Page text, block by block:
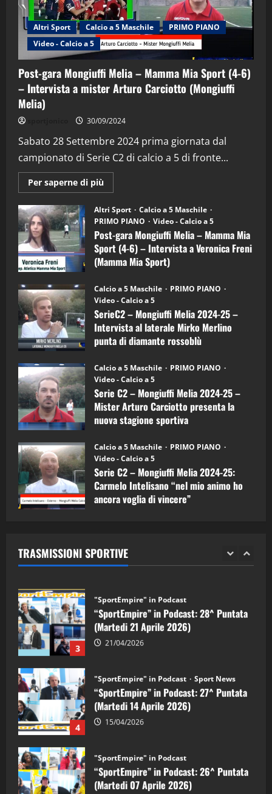
Altri Sport Calcio a 5 Maschile
PRIMO PIANO
Video - Calcio a 5
Post-gara Mongiuffi Melia – Mamma Mia Sport (4-6)
– Intervista a mister Arturo Carciotto (Mongiuffi
Melia)
30/09/2024
Sabato 28 Settembre 2024 prima giornata dal
campionato di Serie C2 di calcio a 5 di fronte...
Per saperne di più
informazioni
Post-
gara
Mongiuffi
Melia
–
Mamma
Mia
Sport
6)
–
Intervista
a
mister
Arturo
Carciotto
(Mongiuffi
Altri Sport
Calcio a 5 Maschile
PRIMO PIANO
Video - Calcio a 5
Post-gara Mongiuffi Melia – Mamma Mia
Sport (4-6) – Intervista a Veronica Freni
(Mamma Mia Sport)
Calcio a 5 Maschile
PRIMO PIANO
Video - Calcio a 5
SerieC2 – Mongiuffi Melia 2024-25 –
Intervista al laterale Mirko Merlino
punta di diamante rossoblù
Calcio a 5 Maschile
PRIMO PIANO
Video - Calcio a 5
Serie C2 – Mongiuffi Melia 2024-25 –
Mister Arturo Carciotto presenta la
nuova stagione sportiva
Calcio a 5 Maschile
PRIMO PIANO
Video - Calcio a 5
Serie C2 – Mongiuffi Melia 2024-25:
Carmelo Intelisano “nel mio animo ho
ancora voglia di vincere”
TRASMISSIONI SPORTIVE
2
“SportEmpire” in Podcast: 29^ Puntata
(Martedi 28 Aprile 2026)
28/04/2026
3
"SportEmpire" in Podcast
“SportEmpire” in Podcast: 28^ Puntata
(Martedi 21 Aprile 2026)
21/04/2026
4
“SportEmpire” in Podcast: 27^ Puntata
(Martedi 14 Aprile 2026)
15/04/2026
5
“SportEmpire” in Podcast: 26^ Puntata
(Martedi 07 Aprile 2026)
08/04/2026
1
“SportEmpire” in Podcast: 30^ Puntata
(Martedi 05 Maggio 2026)
08/05/2026
2 28/04/2026
3
“SportEmpire” in Podcast: 28^ Puntata
(Martedi 21 Aprile 2026)
21/04/2026
4
“SportEmpire” in Podcast: 27^ Puntata
(Martedi 14 Aprile 2026)
15/04/2026
“SportEmpire” in Podcast: 26^ Puntata
(Martedi 07 Aprile 2026)
08/04/2026